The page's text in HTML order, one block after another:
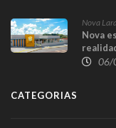
Nova
Nova
06/
CATEGORIAS